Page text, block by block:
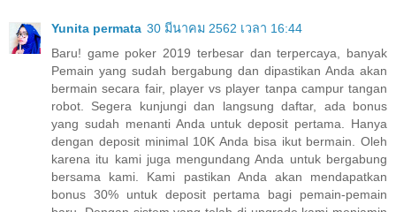
Yunita permata 30 มีนาคม 2562 เวลา 16:44
Baru! game poker 2019 terbesar dan terpercaya, banyak
Pemain yang sudah bergabung dan dipastikan Anda akan
bermain secara fair, player vs player tanpa campur tangan
robot. Segera kunjungi dan langsung daftar, ada bonus
yang sudah menanti Anda untuk deposit pertama. Hanya
dengan deposit minimal 10K Anda bisa ikut bermain. Oleh
karena itu kami juga mengundang Anda untuk bergabung
bersama kami. Kami pastikan Anda akan mendapatkan
bonus 30% untuk deposit pertama bagi pemain-pemain